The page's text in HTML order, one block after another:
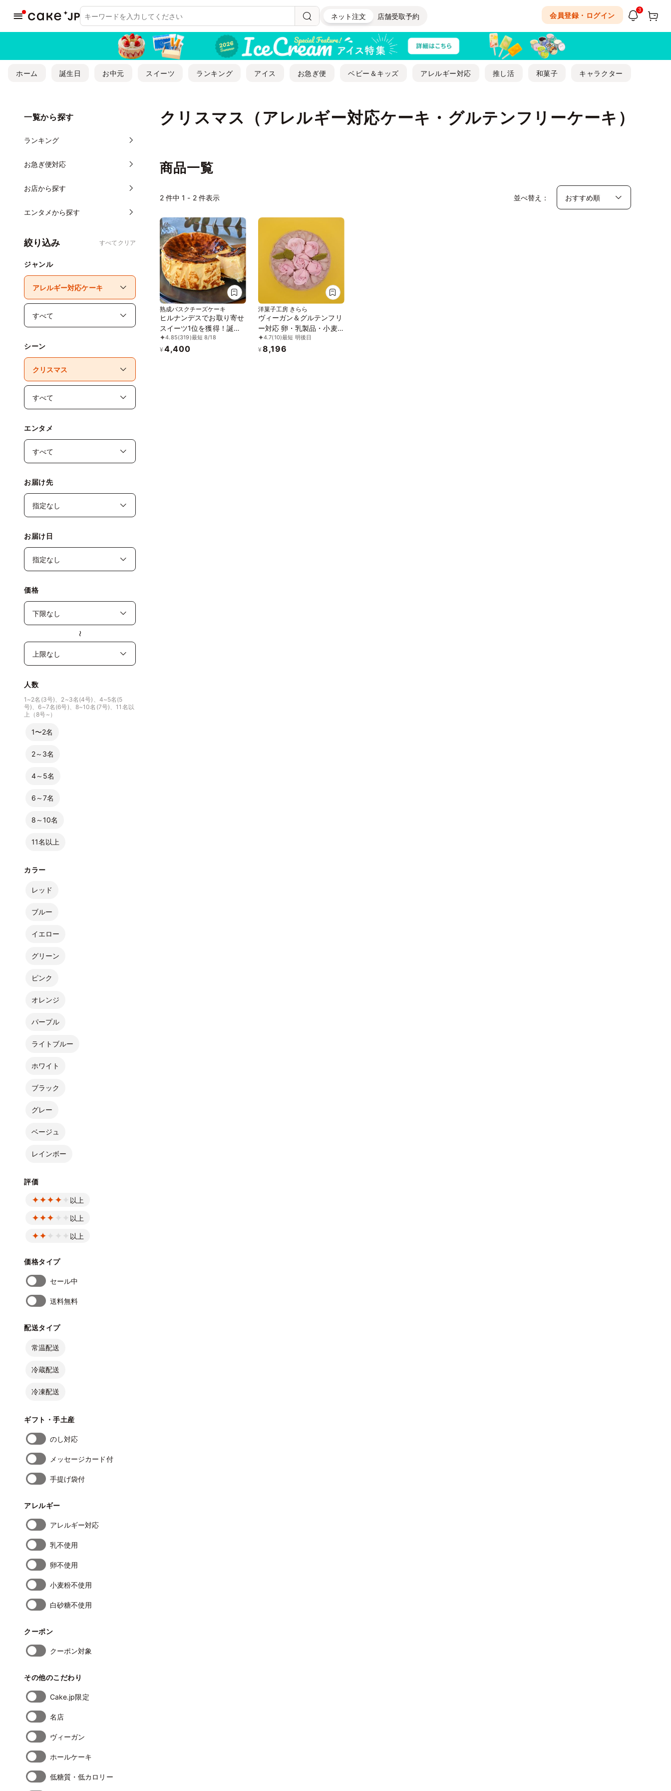
ネット注文 店舗受取予約 会員登録・ログイン
3
ホーム 誕生日 お中元 スイーツ ランキング アイス お急ぎ便 ベビー＆キッズ アレルギー対応 推し活 和菓子 キャラクター
クリスマス（アレルギー対応ケーキ・グルテンフリーケーキ）
一覧から探す
ランキング
お急ぎ便対応
お店から探す
エンタメから探す
絞り込み すべてクリア
ジャンル
シーン
エンタメ
お届け先
お届け日
価格
〜
人数
1~2名(3号)、2~3名(4号)、4~5名(5
号)、6~7名(6号)、8~10名(7号)、11名以
上（8号~）
1〜2名
2～3名
4～5名
6～7名
8～10名
11名以上
カラー
レッド
ブルー
イエロー
グリーン
ピンク
オレンジ
パープル
ライトブルー
ホワイト
ブラック
グレー
ベージュ
レインボー
評価
以上
以上
以上
価格タイプ
セール中
送料無料
配送タイプ
常温配送
冷蔵配送
冷凍配送
ギフト・手土産
のし対応
メッセージカード付
手提げ袋付
アレルギー
アレルギー対応
乳不使用
卵不使用
小麦粉不使用
白砂糖不使用
クーポン
クーポン対象
その他のこだわり
Cake.jp限定
名店
ヴィーガン
ホールケーキ
低糖質・低カロリー
商品一覧
2 件中 1 - 2 件表示 並べ替え：
熟成バスクチーズケーキ
ヒルナンデスでお取り寄せ
スイーツ1位を獲得！誕生
日に 熟成で旨味成分約2
倍！グルテンフリーの「熟
4.85(319)最短 8/18
¥ 4,400
洋菓子工房 きらら
ヴィーガン＆グルテンフリ
ー対応 卵・乳製品・小麦
粉不使用 ラズベリーショ
コラ 5号 15cm《ヴィーガ
4.7(10)最短 明後日
¥ 8,196